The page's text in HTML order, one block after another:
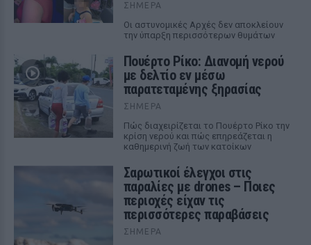
ΣΉΜΕΡΑ
Οι αστυνομικές Αρχές δεν αποκλείουν
την ύπαρξη περισσότερων θυμάτων
Πουέρτο Ρίκο: Διανομή νερού
με δελτίο εν μέσω
παρατεταμένης ξηρασίας
ΣΉΜΕΡΑ
Πώς διαχειρίζεται το Πουέρτο Ρίκο την
κρίση νερού και πώς επηρεάζεται η
καθημερινή ζωή των κατοίκων
Σαρωτικοί έλεγχοι στις
παραλίες με drones – Ποιες
περιοχές είχαν τις
περισσότερες παραβάσεις
ΣΉΜΕΡΑ